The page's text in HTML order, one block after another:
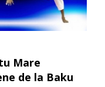
Mare
de la Baku